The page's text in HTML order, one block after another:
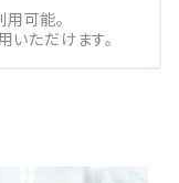
可能。
いただけます。